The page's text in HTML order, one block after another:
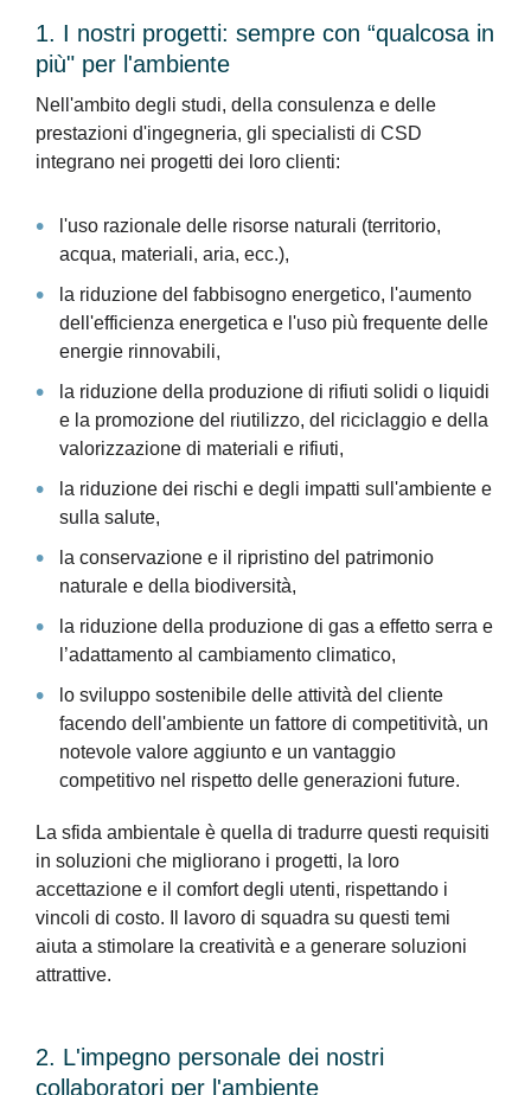
1. I nostri progetti: sempre con “qualcosa in
più" per l'ambiente
Nell'ambito degli studi, della consulenza e delle
prestazioni d'ingegneria, gli specialisti di CSD
integrano nei progetti dei loro clienti:
l'uso razionale delle risorse naturali (territorio,
acqua, materiali, aria, ecc.),
la riduzione del fabbisogno energetico, l'aumento
dell'efficienza energetica e l'uso più frequente delle
energie rinnovabili,
la riduzione della produzione di rifiuti solidi o liquidi
e la promozione del riutilizzo, del riciclaggio e della
valorizzazione di materiali e rifiuti,
la riduzione dei rischi e degli impatti sull'ambiente e
sulla salute,
la conservazione e il ripristino del patrimonio
naturale e della biodiversità,
la riduzione della produzione di gas a effetto serra e
l’adattamento al cambiamento climatico,
lo sviluppo sostenibile delle attività del cliente
facendo dell'ambiente un fattore di competitività, un
notevole valore aggiunto e un vantaggio
competitivo nel rispetto delle generazioni future.
La sfida ambientale è quella di tradurre questi requisiti
in soluzioni che migliorano i progetti, la loro
accettazione e il comfort degli utenti, rispettando i
vincoli di costo. Il lavoro di squadra su questi temi
aiuta a stimolare la creatività e a generare soluzioni
attrattive.
2. L'impegno personale dei nostri
collaboratori per l'ambiente